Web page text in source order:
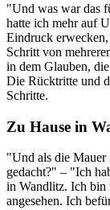
"Und was war das
hatte ich mehr auf
Eindruck erwecken,
Schritt von
in dem Glauben,
Die Rücktritte und
Schritte.
Zu Hause in
"Und als die Mauer
gedacht?" – "Ich
in Wandlitz. Ich bin
angesehen. Ich